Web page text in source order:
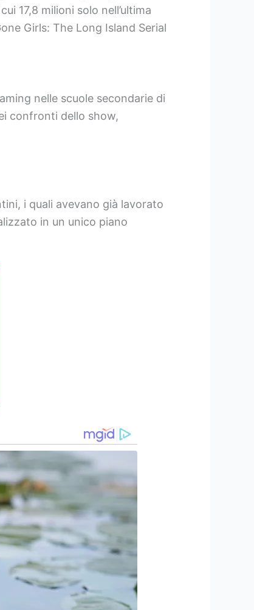
17,8 milioni solo nell’ultima
Girls: The Long Island Serial
nelle scuole secondarie di
confronti dello show,
i quali avevano già lavorato
in un unico piano